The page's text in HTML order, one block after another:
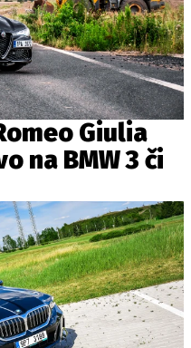
Giulia
na BMW 3 či